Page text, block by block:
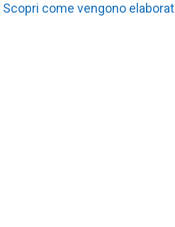
Scopri come vengono